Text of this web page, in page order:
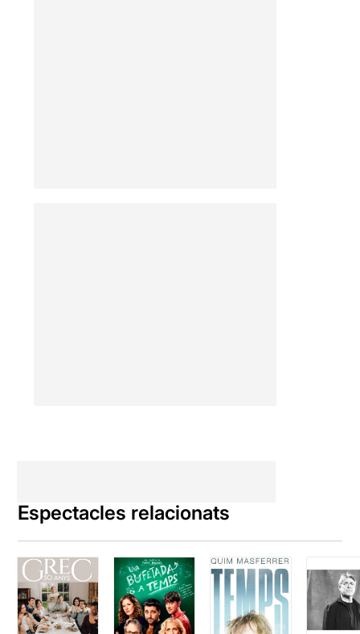
Espectacles relacionats